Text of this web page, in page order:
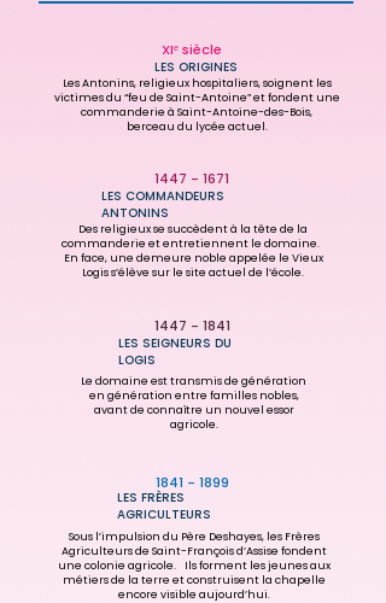
XIᵉ siècle
LES ORIGINES
Les Antonins, religieux hospitaliers, soignent les
victimes du “feu de Saint-Antoine” et fondent une
commanderie à Saint-Antoine-des-Bois,
berceau du lycée actuel.
1447 - 1671
LES COMMANDEURS
ANTONINS
Des religieux se succèdent à la tête de la
commanderie et entretiennent le domaine.
En face, une demeure noble appelée le Vieux
Logis s’élève sur le site actuel de l’école.
1447 - 1841
LES SEIGNEURS DU
LOGIS
Le domaine est transmis de génération
en génération entre familles nobles,
avant de connaître un nouvel essor
agricole.
1841 - 1899
LES FRÈRES
AGRICULTEURS
Sous l’impulsion du Père Deshayes, les Frères
Agriculteurs de Saint-François d’Assise fondent
une colonie agricole. Ils forment les jeunes aux
métiers de la terre et construisent la chapelle
encore visible aujourd’hui.